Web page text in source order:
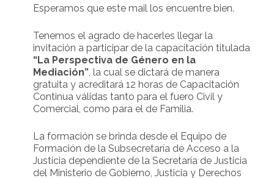
Esperamos que este mail los encuentre bien.
Tenemos el agrado de hacerles llegar la
invitación a participar de la capacitación titulada
“La Perspectiva de Género en la
Mediación”, la cual se dictará de manera
gratuita y acreditará 12 horas de Capacitación
Continua válidas tanto para el fuero Civil y
Comercial, como para el de Familia.
La formación se brinda desde el Equipo de
Formación de la Subsecretaría de Acceso a la
Justicia dependiente de la Secretaría de Justicia
del Ministerio de Gobierno, Justicia y Derechos